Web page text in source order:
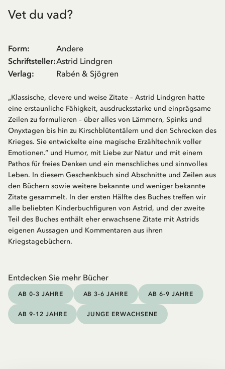
Vet du vad?
Form:
Andere
Schriftsteller:Astrid Lindgren
Verlag: Rabén & Sjögren
„Klassische, clevere und weise Zitate – Astrid Lindgren hatte
eine erstaunliche Fähigkeit, ausdrucksstarke und einprägsame
Zeilen zu formulieren – über alles von Lämmern, Spinks und
Onyxtagen bis hin zu Kirschblütentälern und den Schrecken des
Krieges. Sie entwickelte eine magische Erzähltechnik voller
Emotionen.“ und Humor, mit Liebe zur Natur und mit einem
Pathos für freies Denken und ein menschliches und sinnvolles
Leben. In diesem Geschenkbuch sind Abschnitte und Zeilen aus
den Büchern sowie weitere bekannte und weniger bekannte
Zitate gesammelt. In der ersten Hälfte des Buches treffen wir
alle beliebten Kinderbuchfiguren von Astrid, und der zweite
Teil des Buches enthält eher erwachsene Zitate mit Astrids
eigenen Aussagen und Kommentaren aus ihren
Kriegstagebüchern.
Entdecken Sie mehr Bücher
AB 0-3 JAHRE AB 3-6 JAHRE AB 6-9 JAHRE
AB 9-12 JAHRE JUNGE ERWACHSENE